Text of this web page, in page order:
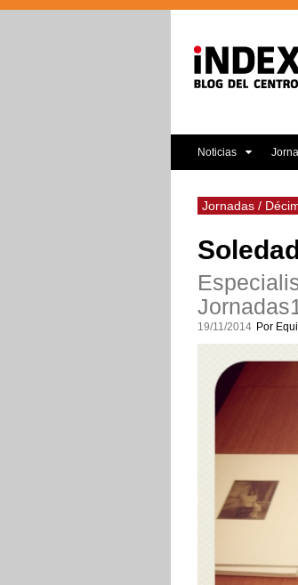
Noticias
Jornadas /
19/11/2014 Por